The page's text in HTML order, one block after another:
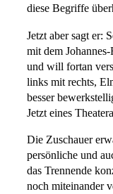
diese Begriffe
Jetzt aber sagt er:
mit dem
und will fortan
links mit rechts,
besser
Jetzt eines
Die Zuschauer
persönliche und
das Trennende
noch miteinander